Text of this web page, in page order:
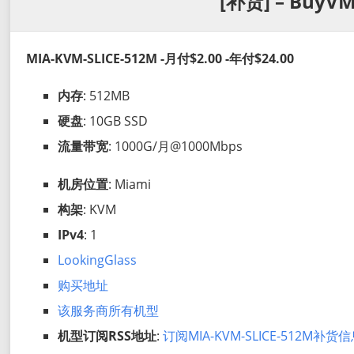
MIA-KVM-SLICE-512M -月付$2.00 -年付$24.00
内存: 512MB
硬盘: 10GB SSD
流量带宽: 1000G/月@1000Mbps
机房位置: Miami
构架: KVM
IPv4: 1
LookingGlass
购买地址
该服务商所有机型
机型订阅RSS地址:订阅MIA-KVM-SLICE-512M补货信